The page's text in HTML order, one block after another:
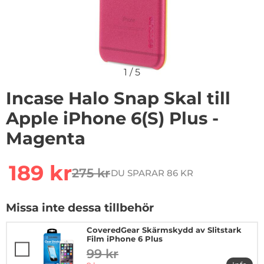
1 /5
Incase Halo Snap Skal till
Apple iPhone 6(S) Plus -
Magenta
rea pris
189 krtidigare pris
275 krDU SPARAR 86 KR
Missa inte dessa tillbehör
CoveredGear Skärmskydd av Slitstark
Film iPhone 6 Plus
tidigare pris
99 kr